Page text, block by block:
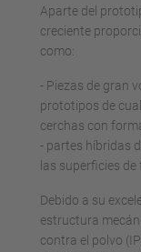
Aparte del
creciente
como:
- Piezas de gran
prototipos de
cerchas con
- partes híbridas
las superficies
Debido a su
estructura
contra el polvo